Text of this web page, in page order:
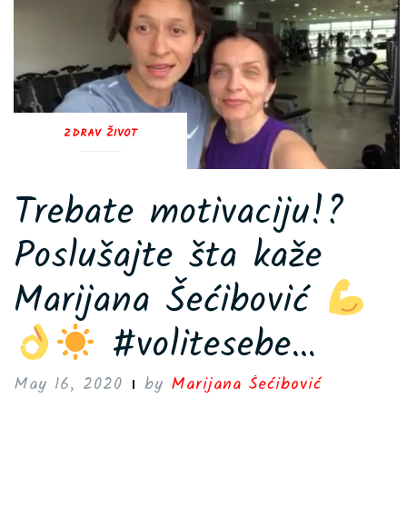
ZDRAV ŽIVOT
Trebate motivaciju!?
Poslušajte šta kaže
Marijana Šećibović
#volitesebe…
May 16, 2020 by Marijana Šećibović